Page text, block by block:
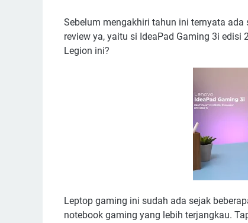
Sebelum mengakhiri tahun ini ternyata
review ya, yaitu si IdeaPad Gaming 3i
Legion ini?
Leptop gaming ini sudah ada sejak
notebook gaming yang lebih terjangkau.